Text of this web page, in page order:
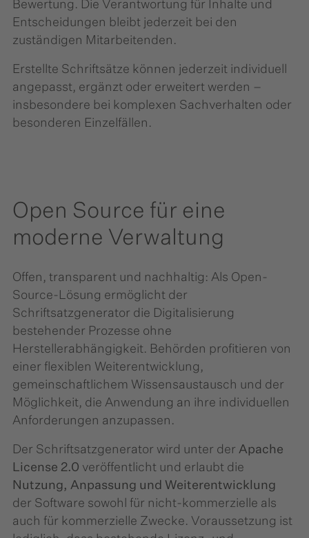
Bewertung. Die Verantwortung für Inhalte und
Entscheidungen bleibt jederzeit bei den
zuständigen Mitarbeitenden.
Erstellte Schriftsätze können jederzeit individuell
angepasst, ergänzt oder erweitert werden –
insbesondere bei komplexen Sachverhalten oder
besonderen Einzelfällen.
Open Source für eine
moderne Verwaltung
Offen, transparent und nachhaltig: Als Open-
Source-Lösung ermöglicht der
Schriftsatzgenerator die Digitalisierung
bestehender Prozesse ohne
Herstellerabhängigkeit. Behörden profitieren von
einer flexiblen Weiterentwicklung,
gemeinschaftlichem Wissensaustausch und der
Möglichkeit, die Anwendung an ihre individuellen
Anforderungen anzupassen.
Der Schriftsatzgenerator wird unter der Apache
License 2.0 veröffentlicht und erlaubt die
Nutzung, Anpassung und Weiterentwicklung
der Software sowohl für nicht-kommerzielle als
auch für kommerzielle Zwecke. Voraussetzung ist